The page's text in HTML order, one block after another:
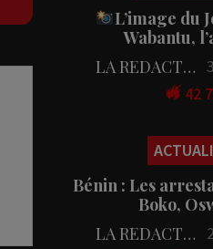
L’image du
Wabantu,
LA REDACTION
42
Bénin : Les
Boko,
LA REDACTION